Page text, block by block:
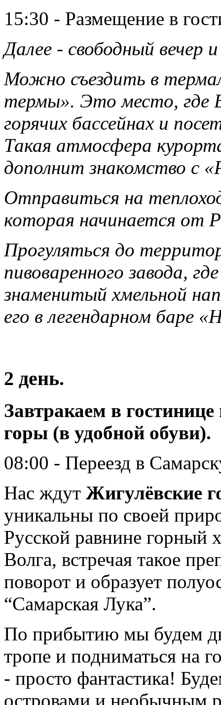
15:30 - Размещение в
Далее - свободный
Можно съездить в
термы». Это место, где
горячих бассейнах и
Такая атмосфера
дополнит знакомство с
Отправиться на
которая начинается от
Прогуляться до
пивоваренного завода,
знаменитый хмельной
его в легендарном баре
2 день.
Завтракаем в
горы (в удобной обуви).
08:00 - Переезд в
Нас ждут Жигулёвские
уникальны по своей
Русской равнине горный
Волга, встречая такое
поворот и образует
“Самарская Лука”.
По прибытию мы будем
тропе и подниматься на
- просто фантастика!
островами и необычным